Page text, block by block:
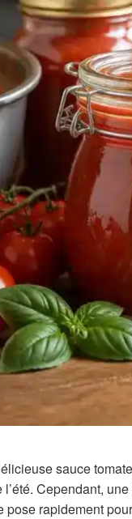
sauce
Cependant,
pose rapidement